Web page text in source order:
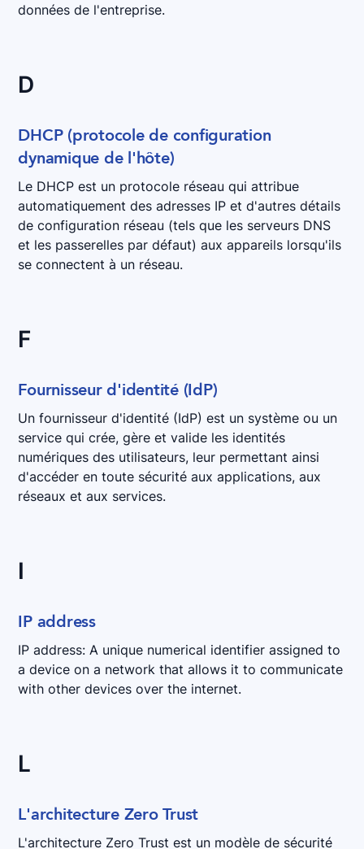
données de l'entreprise.
D
DHCP (protocole de configuration
dynamique de l'hôte)
Le DHCP est un protocole réseau qui attribue
automatiquement des adresses IP et d'autres détails
de configuration réseau (tels que les serveurs DNS
et les passerelles par défaut) aux appareils lorsqu'ils
se connectent à un réseau.
F
Fournisseur d'identité (IdP)
Un fournisseur d'identité (IdP) est un système ou un
service qui crée, gère et valide les identités
numériques des utilisateurs, leur permettant ainsi
d'accéder en toute sécurité aux applications, aux
réseaux et aux services.
I
IP address
IP address: A unique numerical identifier assigned to
a device on a network that allows it to communicate
with other devices over the internet.
L
L'architecture Zero Trust
L'architecture Zero Trust est un modèle de sécurité